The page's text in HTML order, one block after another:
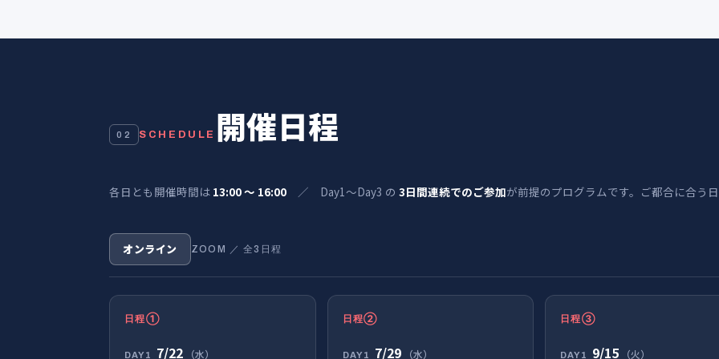
02 SCHEDULE 開催日程
各日とも開催時間は 13:00 〜 16:00 ／ Day1〜Day3 の 3日間連続でのご参加が前提のプログラムです。ご都合に合う
オンライン ZOOM ／ 全3日程
日程①
DAY1 7/22 （水）
日程②
DAY1 7/29 （水）
日程③
DAY1 9/15 （火）